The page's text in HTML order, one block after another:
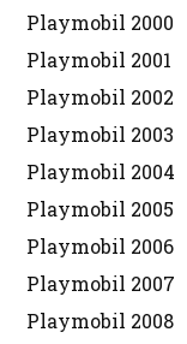
Playmobil 2000
Playmobil 2001
Playmobil 2002
Playmobil 2003
Playmobil 2004
Playmobil 2005
Playmobil 2006
Playmobil 2007
Playmobil 2008